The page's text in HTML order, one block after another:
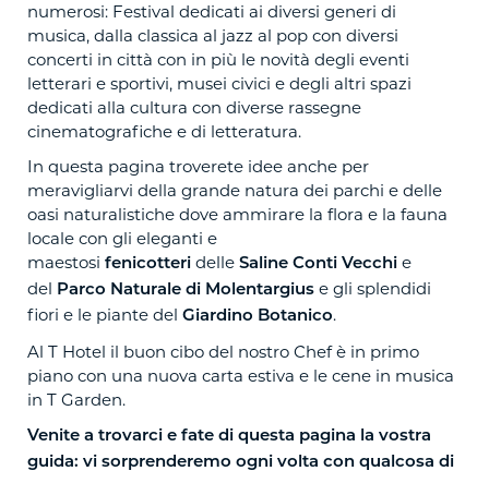
numerosi: Festival dedicati ai diversi generi di
musica, dalla classica al jazz al pop con diversi
concerti in città con in più le novità degli eventi
letterari e sportivi, musei civici e degli altri spazi
dedicati alla cultura con diverse rassegne
cinematografiche e di letteratura.
In questa pagina troverete idee anche per
meravigliarvi della grande natura dei parchi e delle
oasi naturalistiche dove ammirare la flora e la fauna
locale con gli eleganti e
maestosi fenicotteri delle Saline Conti Vecchi e
del Parco Naturale di Molentargius e gli splendidi
fiori e le piante del Giardino Botanico.
Al T Hotel il buon cibo del nostro Chef è in primo
piano con una nuova carta estiva e le cene in musica
in T Garden.
Venite a trovarci e fate di questa pagina la vostra
guida: vi sorprenderemo ogni volta con qualcosa di